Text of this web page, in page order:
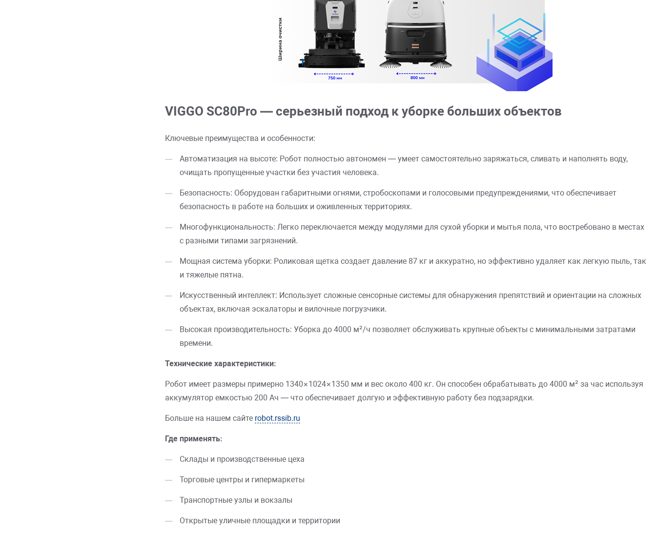
VIGGO SC80Pro — серьезный подход к уборке больших объектов
Ключевые преимущества и особенности:
Автоматизация на высоте: Робот полностью автономен — умеет самостоятельно заряжаться, сливать и наполнять воду,
очищать пропущенные участки без участия человека.
Безопасность: Оборудован габаритными огнями, стробоскопами и голосовыми предупреждениями, что обеспечивает
безопасность в работе на больших и оживленных территориях.
Многофункциональность: Легко переключается между модулями для сухой уборки и мытья пола, что востребовано в местах
с разными типами загрязнений.
Мощная система уборки: Роликовая щетка создает давление 87 кг и аккуратно, но эффективно удаляет как легкую пыль, так
и тяжелые пятна.
Искусственный интеллект: Использует сложные сенсорные системы для обнаружения препятствий и ориентации на сложных
объектах, включая эскалаторы и вилочные погрузчики.
Высокая производительность: Уборка до 4000 м²/ч позволяет обслуживать крупные объекты с минимальными затратами
времени.
Технические характеристики:
Робот имеет размеры примерно 1340×1024×1350 мм и вес около 400 кг. Он способен обрабатывать до 4000 м² за час используя
аккумулятор емкостью 200 Ач — что обеспечивает долгую и эффективную работу без подзарядки.
Больше на нашем сайте robot.rssib.ru
Где применять:
Склады и производственные цеха
Торговые центры и гипермаркеты
Транспортные узлы и вокзалы
Открытые уличные площадки и территории